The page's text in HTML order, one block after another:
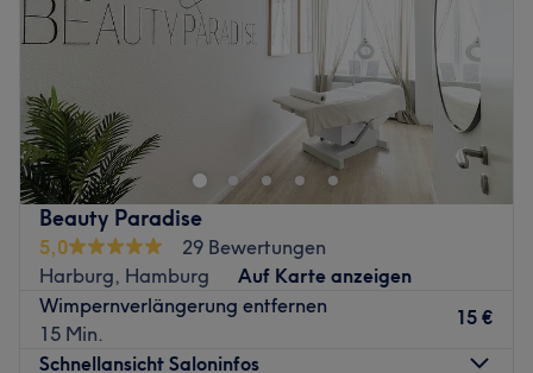
Beauty Paradise
5,0
29 Bewertungen
Harburg, Hamburg
Auf Karte anzeigen
Wimpernverlängerung entfernen
15 Min.
15 €
Schnellansicht Saloninfos